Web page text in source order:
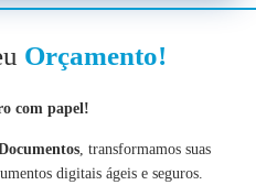
Orçamento!
com papel!
, transformamos suas
digitais ágeis e seguros.